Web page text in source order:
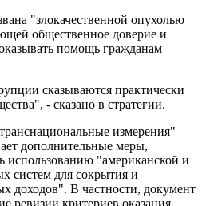
"злокачественной опухолью
общественное доверие и
помощь гражданам
сказываются практически
- сказано в стратегии.
измерения"
дополнительные меры,
использованию "американской и
систем для сокрытия и
доходов". В частности, документ
ревизии критериев оказания